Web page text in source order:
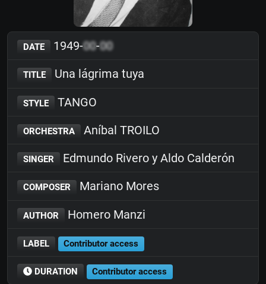
DATE 1949-00-00
TITLE Una lágrima tuya
STYLE TANGO
ORCHESTRA Aníbal TROILO
SINGER Edmundo Rivero y Aldo Calderón
COMPOSER Mariano Mores
AUTHOR Homero Manzi
LABEL Contributor access
DURATION Contributor access